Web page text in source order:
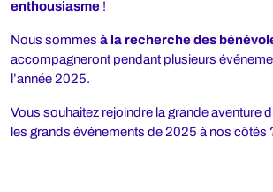
enthousiasme !
Nous sommes à la recherche des
accompagneront pendant plusieurs
l’année 2025.
Vous souhaitez rejoindre la grande aventure
les grands événements de 2025 à nos côtés